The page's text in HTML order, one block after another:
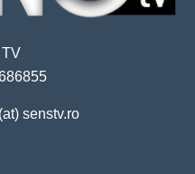
senstv.ro